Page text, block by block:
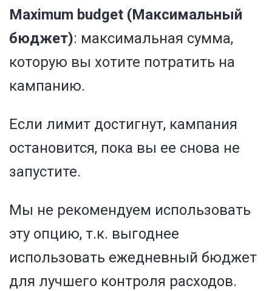
Maximum budget (Максимальный
бюджет): максимальная сумма,
которую вы хотите потратить на
кампанию.
Если лимит достигнут, кампания
остановится, пока вы ее снова не
запустите.
Мы не рекомендуем использовать
эту опцию, т.к. выгоднее
использовать ежедневный бюджет
для лучшего контроля расходов.